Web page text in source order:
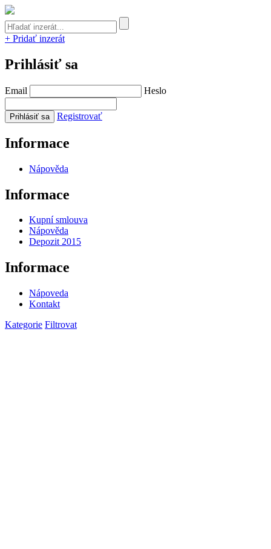
+ Pridať inzerát
Prihlásiť sa
Email Heslo
Registrovať
Informace
Nápověda
Informace
Kupní smlouva
Nápověda
Depozit 2015
Informace
Nápoveda
Kontakt
Kategorie Filtrovat